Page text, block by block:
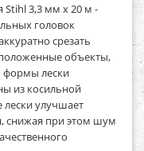
Stihl 3,3 мм х 20 м -
головок
срезать
объекты,
формы лески
из косильной
лески улучшает
снижая при этом шум